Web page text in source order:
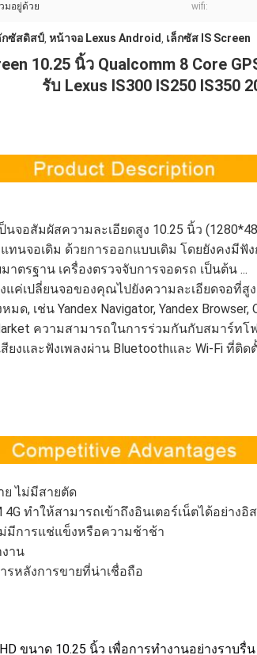
มอยู่ด้วย wifi:
กซัสดิสป์, หน้าจอ Lexus Android, เล็กซัส IS Screen
10.25 นิ้ว Qualcomm 8 Core
รับ Lexus IS300 IS250 IS350
นจอสัมผัสความละเอียดสูง 10.25 นิ้ว
ทนจอเดิม ด้วยการออกแบบเดิม โดยยังคงมี
าตรฐาน เครื่องตรวจจับการจอดรถ เป็นต้น ...
แค่เปลี่ยนจอของคุณไปยังความละเอียดจอที่
, เช่น Yandex Navigator, Yandex
ความสามารถในการร่วมกันกับสมาร์
ยงและฟังเพลงผ่าน Bluetoothและ Wi-Fi ที่ติ
ย ไม่มีสายตัด
ทําให้สามารถเข้าถึงอินเตอร์เน็ตได้อย่างอิ
มีการแช่แข็งหรือความช้าช้า
งาน
รหลังการขายที่น่าเชื่อถือ
ขนาด 10.25 นิ้ว เพื่อการทํางานอย่างราบรื่น